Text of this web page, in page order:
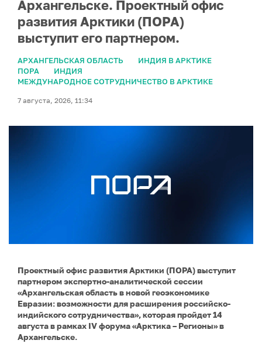
Архангельске. Проектный офис
развития Арктики (ПОРА)
выступит его партнером.
АРХАНГЕЛЬСКАЯ ОБЛАСТЬ
ИНДИЯ В АРКТИКЕ
ПОРА
ИНДИЯ
МЕЖДУНАРОДНОЕ СОТРУДНИЧЕСТВО В АРКТИКЕ
7 августа, 2026, 11:34
Проектный офис развития Арктики (ПОРА) выступит
партнером экспертно-аналитической сессии
«Архангельская область в новой геоэкономике
Евразии: возможности для расширения российско-
индийского сотрудничества», которая пройдет 14
августа в рамках IV форума «Арктика – Регионы» в
Архангельске.